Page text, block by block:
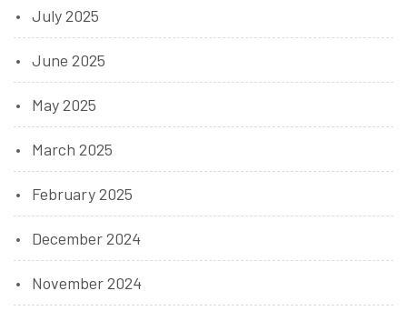
July 2025
June 2025
May 2025
March 2025
February 2025
December 2024
November 2024